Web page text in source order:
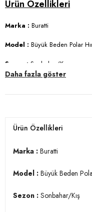
Marka : Buratti
Model : Büyük Beden Polar
Sezon : Sonbahar/Kış
Kalıp Bilgisi :Regular Fit
Detay :
Daha fazla göster
Ürün Özellikleri
Marka : Buratti
Model : Büyük Beden
Sezon : Sonbahar/Kış